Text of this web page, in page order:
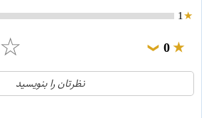
1
0
❯
☆
0
نظرتان را بنویسید